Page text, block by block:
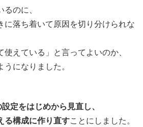
のに、
に落ち着いて原因を切り分けられな
使えている」と言ってよいのか、
になりました。
定をはじめから見直し、
る構成に作り直すことにしました。